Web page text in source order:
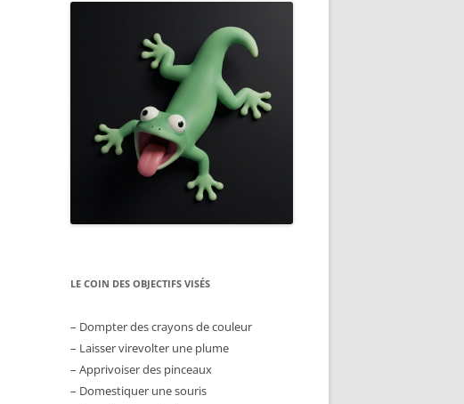
LE COIN DES OBJECTIFS VISÉS
– Dompter des crayons de couleur
– Laisser virevolter une plume
– Apprivoiser des pinceaux
– Domestiquer une souris